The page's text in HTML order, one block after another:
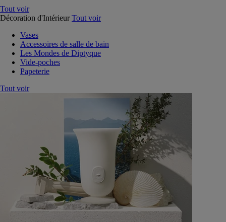
Tout voir
Décoration d'Intérieur Tout voir
Vases
Accessoires de salle de bain
Les Mondes de Diptyque
Vide-poches
Papeterie
Tout voir